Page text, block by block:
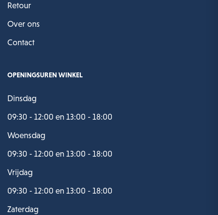
Retour
Over ons
Contact
OPENINGSUREN WINKEL
Dinsdag
09:30 - 12:00 en 13:00 - 18:00
Woensdag
09:30 - 12:00 en 13:00 - 18:00
Vrijdag
09:30 - 12:00 en 13:00 - 18:00
Zaterdag